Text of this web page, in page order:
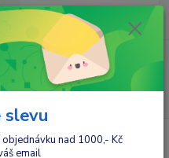
Menu
Hledat
ks
za 0,00 Kč
Dívčí kalhotky
slevu
nad 1000,- Kč
email